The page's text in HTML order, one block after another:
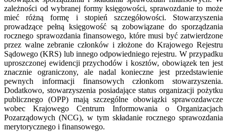
zależności od wybranej formy księgowości, sprawozdanie to może
mieć różną formę i stopień szczegółowości. Stowarzyszenia
prowadzące pełną księgowość są zobowiązane do sporządzania
rocznego sprawozdania finansowego, które musi być zatwierdzone
przez walne zebranie członków i złożone do Krajowego Rejestru
Sądowego (KRS) lub innego odpowiedniego rejestru. W przypadku
uproszczonej ewidencji przychodów i kosztów, obowiązek ten jest
znacznie ograniczony, ale nadal konieczne jest przedstawienie
pewnych informacji finansowych członkom stowarzyszenia.
Dodatkowo, stowarzyszenia posiadające status organizacji pożytku
publicznego (OPP) mają szczególne obowiązki sprawozdawcze
wobec Krajowego Centrum Informowania o Organizacjach
Pozarządowych (NCG), w tym składanie rocznego sprawozdania
merytorycznego i finansowego.